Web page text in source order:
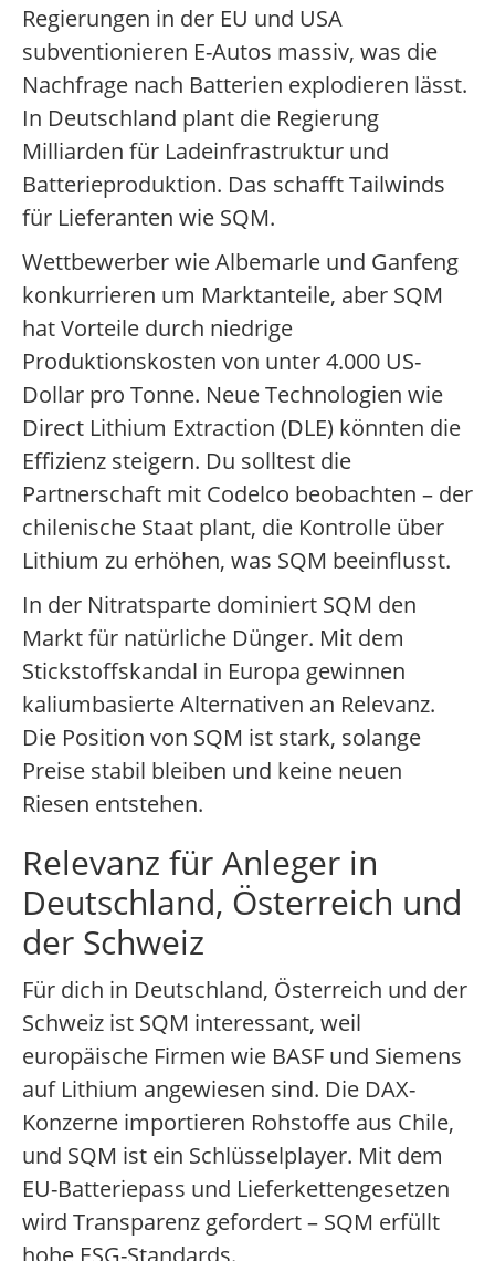
Regierungen in der EU und USA
subventionieren E-Autos massiv, was die
Nachfrage nach Batterien explodieren lässt.
In Deutschland plant die Regierung
Milliarden für Ladeinfrastruktur und
Batterieproduktion. Das schafft Tailwinds
für Lieferanten wie SQM.
Wettbewerber wie Albemarle und Ganfeng
konkurrieren um Marktanteile, aber SQM
hat Vorteile durch niedrige
Produktionskosten von unter 4.000 US-
Dollar pro Tonne. Neue Technologien wie
Direct Lithium Extraction (DLE) könnten die
Effizienz steigern. Du solltest die
Partnerschaft mit Codelco beobachten – der
chilenische Staat plant, die Kontrolle über
Lithium zu erhöhen, was SQM beeinflusst.
In der Nitratsparte dominiert SQM den
Markt für natürliche Dünger. Mit dem
Stickstoffskandal in Europa gewinnen
kaliumbasierte Alternativen an Relevanz.
Die Position von SQM ist stark, solange
Preise stabil bleiben und keine neuen
Riesen entstehen.
Relevanz für Anleger in
Deutschland, Österreich und
der Schweiz
Für dich in Deutschland, Österreich und der
Schweiz ist SQM interessant, weil
europäische Firmen wie BASF und Siemens
auf Lithium angewiesen sind. Die DAX-
Konzerne importieren Rohstoffe aus Chile,
und SQM ist ein Schlüsselplayer. Mit dem
EU-Batteriepass und Lieferkettengesetzen
wird Transparenz gefordert – SQM erfüllt